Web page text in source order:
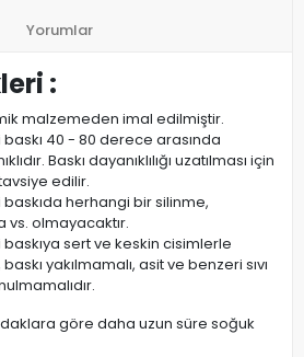
Yorumlar
:
malzemeden imal edilmiştir.
40 - 80 derece arasında
Baskı dayanıklılığı uzatılması için
edilir.
herhangi bir silinme,
olmayacaktır.
sert ve keskin cisimlerle
yakılmamalı, asit ve benzeri sıvı
göre daha uzun süre soğuk